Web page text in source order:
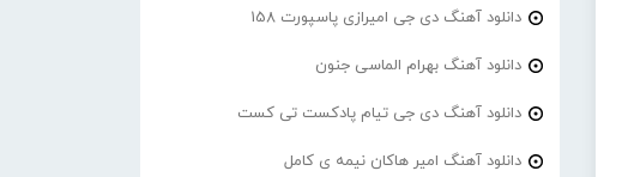
دانلود آهنگ دی جی امیرازی پاسپورت 158
دانلود آهنگ بهرام الماسی جنون
دانلود آهنگ دی جی تیام پادکست تی کست
دانلود آهنگ امیر هاکان نیمه ی کامل